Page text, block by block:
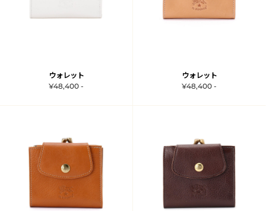
ウォレット
¥48,400 -
ウォレット
¥48,400 -